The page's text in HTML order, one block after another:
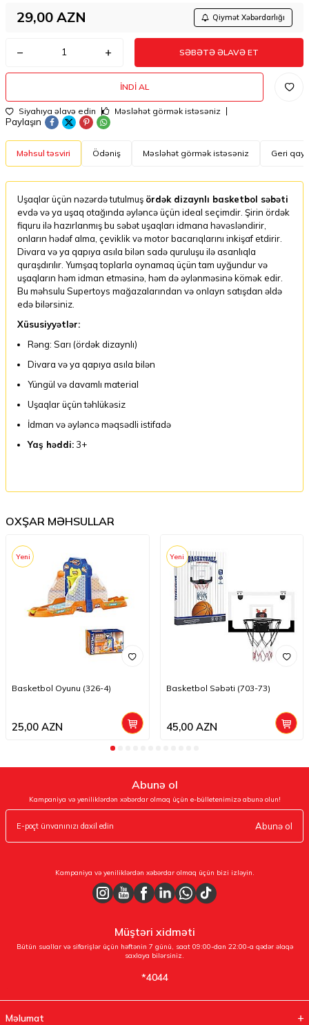
29,00 AZN Qiymət Xəbərdarlığı
SƏBƏTƏ ƏLAVƏ ET
İNDI AL
Siyahıya əlavə edin Məsləhət görmək istəsəniz
Paylaşın
Məhsul təsviri Ödəniş Məsləhət görmək istəsəniz Geri
Uşaqlar üçün nəzərdə tutulmuş ördək dizaynlı basketbol səbəti
evdə və ya uşaq otağında əyləncə üçün ideal seçimdir. Şirin ördək
fiquru ilə hazırlanmış bu səbət uşaqları idmana həvəsləndirir,
onların hədəf alma, çeviklik və motor bacarıqlarını inkişaf etdirir.
Divara və ya qapıya asıla bilən sadə quruluşu ilə asanlıqla
quraşdırılır. Yumşaq toplarla oynamaq üçün tam uyğundur və
uşaqların həm idman etməsinə, həm də əylənməsinə kömək edir.
Bu məhsulu Supertoys mağazalarından və onlayn satışdan əldə
edə bilərsiniz.
Xüsusiyyətlər:
Rəng: Sarı (ördək dizaynlı)
Divara və ya qapıya asıla bilən
Yüngül və davamlı material
Uşaqlar üçün təhlükəsiz
İdman və əyləncə məqsədli istifadə
Yaş həddi: 3+
OXŞAR MƏHSULLAR
Yeni
Basketbol Oyunu (326-4)
25,00 AZN
Yeni
Basketbol Səbəti (703-73)
45,00AZN
Abunə ol
Kampaniya və yeniliklərdən xəbərdar olmaq üçün e-bülletenimizə abunə olun!
Abunə ol
Kampaniya və yeniliklərdən xəbərdar olmaq üçün bizi izləyin.
Müştəri xidməti
Bütün suallar və sifarişlər üçün həftənin 7 günü, saat 09:00-dan 22:00-a qədər əlaqə
saxlaya bilərsiniz.
*4044
Məlumat